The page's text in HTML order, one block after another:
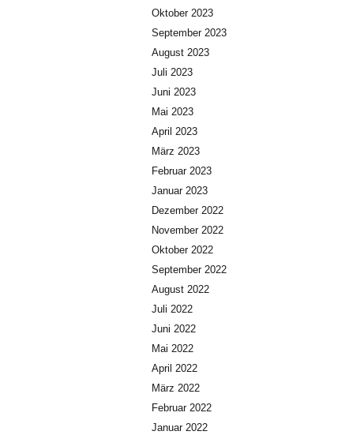
Oktober 2023
September 2023
August 2023
Juli 2023
Juni 2023
Mai 2023
April 2023
März 2023
Februar 2023
Januar 2023
Dezember 2022
November 2022
Oktober 2022
September 2022
August 2022
Juli 2022
Juni 2022
Mai 2022
April 2022
März 2022
Februar 2022
Januar 2022